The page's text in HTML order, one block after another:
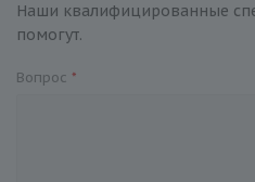
Наши квалифицированные
помогут.
Вопрос *